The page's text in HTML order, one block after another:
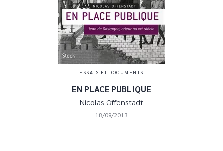
ESSAIS ET DOCUMENTS
EN PLACE PUBLIQUE
Nicolas Offenstadt
18/09/2013